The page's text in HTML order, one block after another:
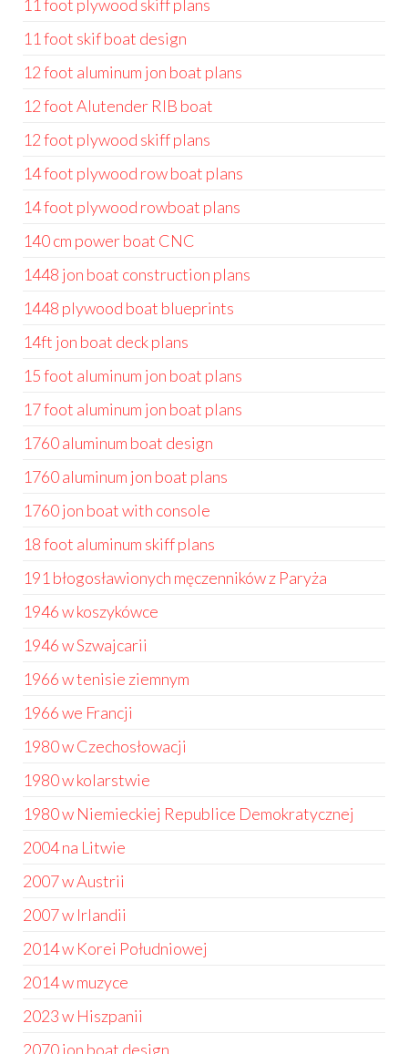
11 foot plywood skiff plans
11 foot skif boat design
12 foot aluminum jon boat plans
12 foot Alutender RIB boat
12 foot plywood skiff plans
14 foot plywood row boat plans
14 foot plywood rowboat plans
140 cm power boat CNC
1448 jon boat construction plans
1448 plywood boat blueprints
14ft jon boat deck plans
15 foot aluminum jon boat plans
17 foot aluminum jon boat plans
1760 aluminum boat design
1760 aluminum jon boat plans
1760 jon boat with console
18 foot aluminum skiff plans
191 błogosławionych męczenników z Paryża
1946 w koszykówce
1946 w Szwajcarii
1966 w tenisie ziemnym
1966 we Francji
1980 w Czechosłowacji
1980 w kolarstwie
1980 w Niemieckiej Republice Demokratycznej
2004 na Litwie
2007 w Austrii
2007 w Irlandii
2014 w Korei Południowej
2014 w muzyce
2023 w Hiszpanii
2070 jon boat design